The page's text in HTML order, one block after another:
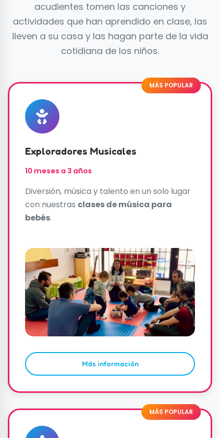
acudientes tomen las canciones y
actividades que han aprendido en clase, las
lleven a su casa y las hagan parte de la vida
cotidiana de los niños.
MÁS POPULAR
Exploradores Musicales
10 meses a 3 años
Diversión, música y talento en un solo lugar
con nuestras clases de música para
bebés.
Más información
MÁS POPULAR